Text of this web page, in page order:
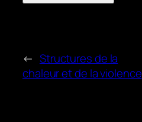
← Structures de la
chaleur et de la violence